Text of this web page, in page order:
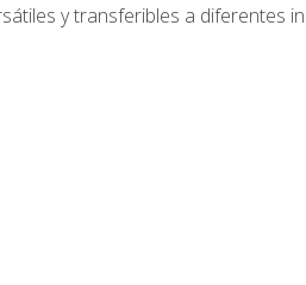
y transferibles a diferentes